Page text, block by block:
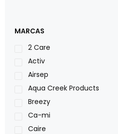
MARCAS
2 Care
Activ
Airsep
Aqua Creek Products
Breezy
Ca-mi
Caire